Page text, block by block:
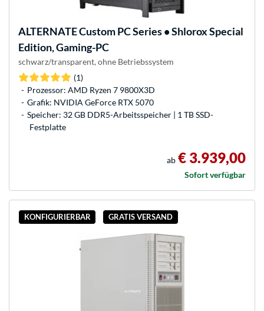
ALTERNATECustom PC Series • Shlorox Special
Edition, Gaming-PC
schwarz/transparent, ohne Betriebssystem
(1)
Prozessor: AMD Ryzen 7 9800X3D
Grafik: NVIDIA GeForce RTX 5070
Speicher: 32 GB DDR5-Arbeitsspeicher | 1 TB SSD-
Festplatte
ab € 3.939,00
Sofort verfügbar
KONFIGURIERBAR GRATIS VERSAND